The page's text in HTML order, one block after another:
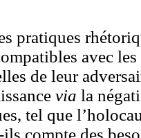
pratiques
avec les
de leur
via la
tel que
compte des